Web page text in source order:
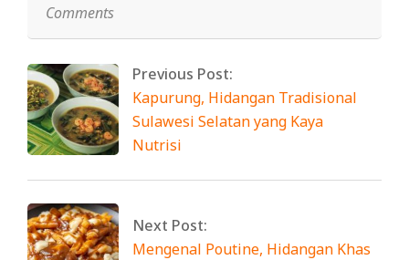
Comments
Previous Post:
Kapurung, Hidangan Tradisional
Sulawesi Selatan yang Kaya
Nutrisi
Next Post:
Mengenal Poutine, Hidangan Khas